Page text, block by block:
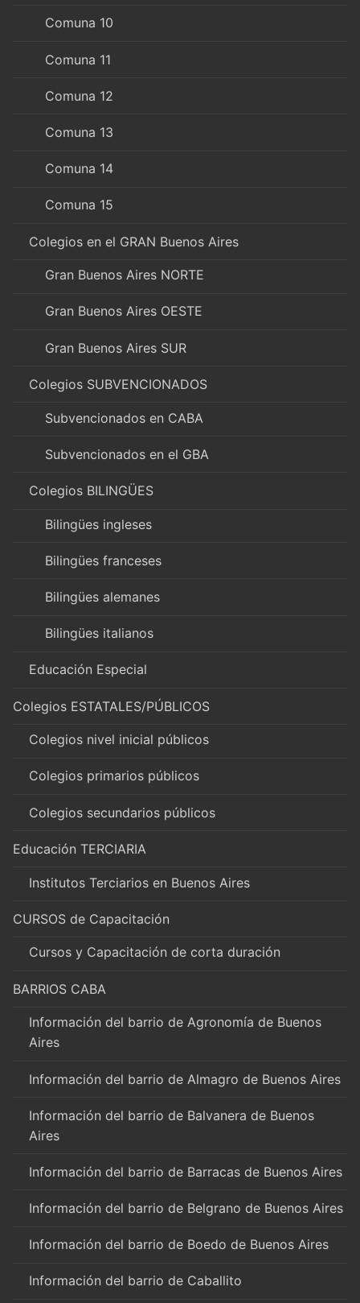
Comuna 10
Comuna 11
Comuna 12
Comuna 13
Comuna 14
Comuna 15
Colegios en el GRAN Buenos Aires
Gran Buenos Aires NORTE
Gran Buenos Aires OESTE
Gran Buenos Aires SUR
Colegios SUBVENCIONADOS
Subvencionados en CABA
Subvencionados en el GBA
Colegios BILINGÜES
Bilingües ingleses
Bilingües franceses
Bilingües alemanes
Bilingües italianos
Educación Especial
Colegios ESTATALES/PÚBLICOS
Colegios nivel inicial públicos
Colegios primarios públicos
Colegios secundarios públicos
Educación TERCIARIA
Institutos Terciarios en Buenos Aires
CURSOS de Capacitación
Cursos y Capacitación de corta duración
BARRIOS CABA
Información del barrio de Agronomía de Buenos
Aires
Información del barrio de Almagro de Buenos Aires
Información del barrio de Balvanera de Buenos
Aires
Información del barrio de Barracas de Buenos Aires
Información del barrio de Belgrano de Buenos Aires
Información del barrio de Boedo de Buenos Aires
Información del barrio de Caballito